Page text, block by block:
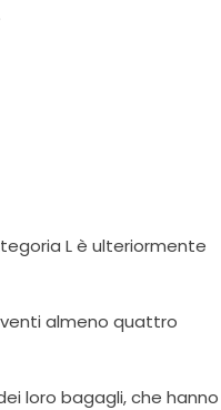
L è ulteriormente
almeno quattro
loro bagagli, che hanno